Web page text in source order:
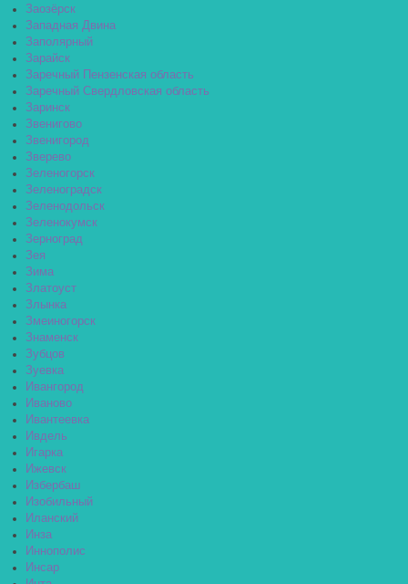
Заозёрск
Западная Двина
Заполярный
Зарайск
Заречный Пензенская область
Заречный Свердловская область
Заринск
Звенигово
Звенигород
Зверево
Зеленогорск
Зеленоградск
Зеленодольск
Зеленокумск
Зерноград
Зея
Зима
Златоуст
Злынка
Змеиногорск
Знаменск
Зубцов
Зуевка
Ивангород
Иваново
Ивантеевка
Ивдель
Игарка
Ижевск
Избербаш
Изобильный
Иланский
Инза
Иннополис
Инсар